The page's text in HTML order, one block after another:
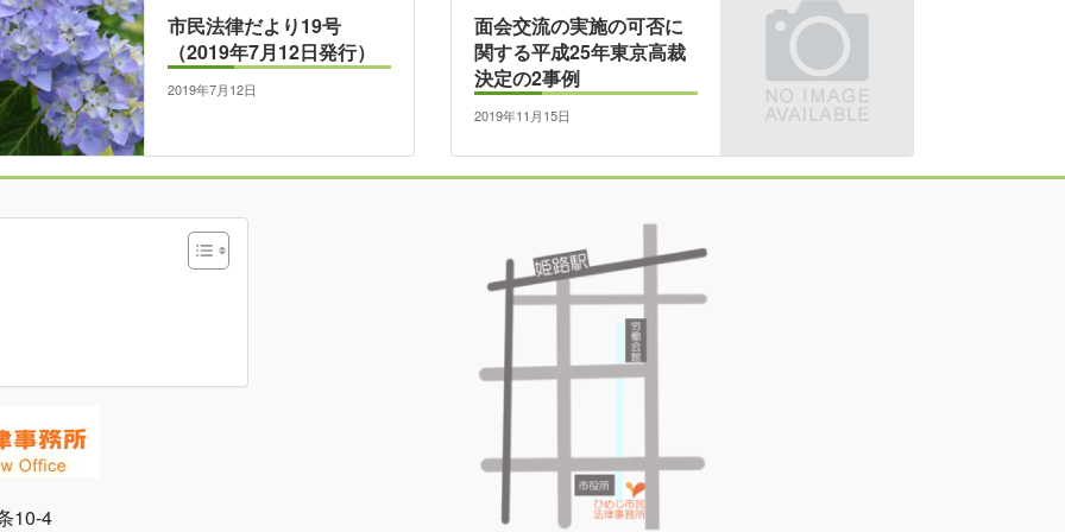
市民法律だより19号
（2019年7月12日発行）
2019年7月12日
面会交流の実施の可否に
関する平成25年東京高裁
決定の2事例
2019年11月15日
10-4